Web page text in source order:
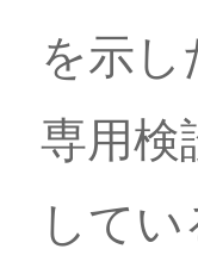
を示
専用検
して